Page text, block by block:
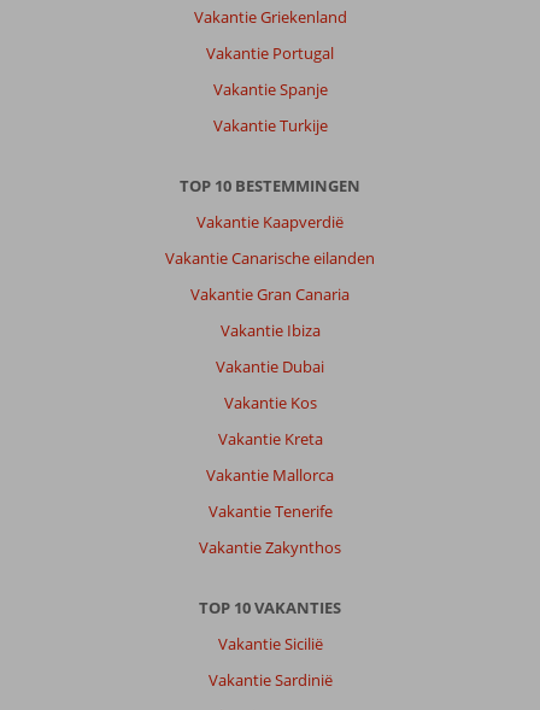
Vakantie Griekenland
Vakantie Portugal
Vakantie Spanje
Vakantie Turkije
TOP 10 BESTEMMINGEN
Vakantie Kaapverdië
Vakantie Canarische eilanden
Vakantie Gran Canaria
Vakantie Ibiza
Vakantie Dubai
Vakantie Kos
Vakantie Kreta
Vakantie Mallorca
Vakantie Tenerife
Vakantie Zakynthos
TOP 10 VAKANTIES
Vakantie Sicilië
Vakantie Sardinië